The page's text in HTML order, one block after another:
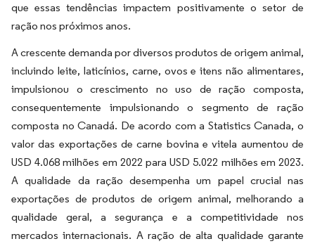
que essas tendências impactem positivamente o setor de
ração nos próximos anos.
A crescente demanda por diversos produtos de origem animal,
incluindo leite, laticínios, carne, ovos e itens não alimentares,
impulsionou o crescimento no uso de ração composta,
consequentemente impulsionando o segmento de ração
composta no Canadá. De acordo com a Statistics Canada, o
valor das exportações de carne bovina e vitela aumentou de
USD 4.068 milhões em 2022 para USD 5.022 milhões em 2023.
A qualidade da ração desempenha um papel crucial nas
exportações de produtos de origem animal, melhorando a
qualidade geral, a segurança e a competitividade nos
mercados internacionais. A ração de alta qualidade garante